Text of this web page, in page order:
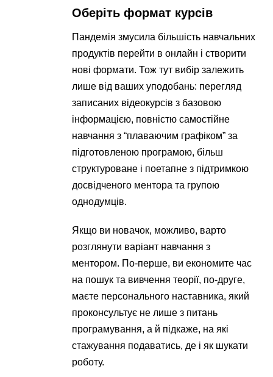
Оберіть формат курсів
Пандемія змусила більшість навчальних
продуктів перейти в онлайн і створити
нові формати. Тож тут вибір залежить
лише від ваших уподобань: перегляд
записаних відеокурсів з базовою
інформацією, повністю самостійне
навчання з “плаваючим графіком” за
підготовленою програмою, більш
структуроване і поетапне з підтримкою
досвідченого ментора та групою
однодумців.
Якщо ви новачок, можливо, варто
розглянути варіант навчання з
ментором. По-перше, ви економите час
на пошук та вивчення теорії, по-друге,
маєте персонального наставника, який
проконсультує не лише з питань
програмування, а й підкаже, на які
стажування подаватись, де і як шукати
роботу.